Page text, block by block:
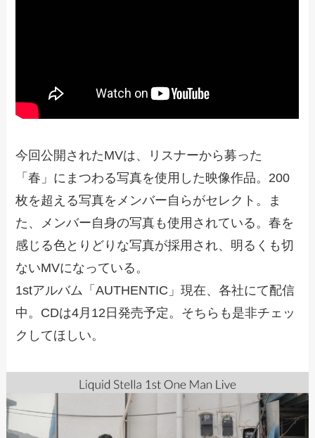
今回公開されたMVは、リスナーから募った
「春」にまつわる写真を使用した映像作品。200
枚を超える写真をメンバー自らがセレクト。ま
た、メンバー自身の写真も使用されている。春を
感じる色とりどりな写真が採用され、明るくも切
ないMVになっている。
1stアルバム「AUTHENTIC」現在、各社にて配信
中。CDは4月12日発売予定。そちらも是非チェッ
クしてほしい。